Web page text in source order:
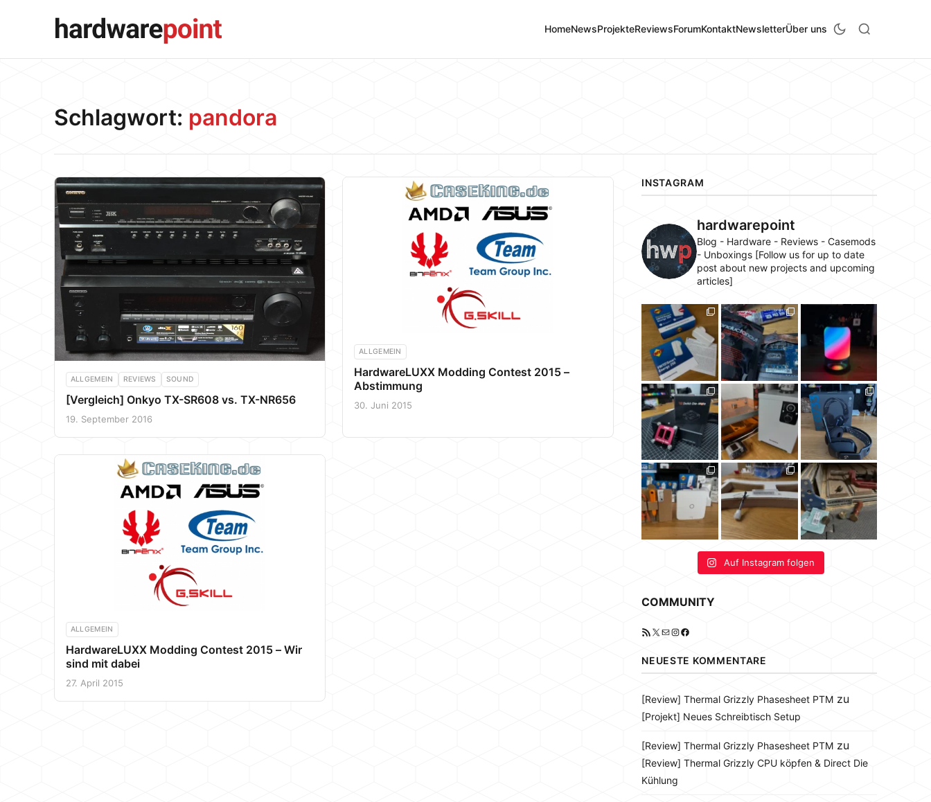
HomeNewsProjekteReviewsForumKontaktNewsletterÜber uns
Schlagwort: pandora
ALLGEMEIN REVIEWS SOUND
[Vergleich] Onkyo TX-SR608 vs. TX-NR656
19. September 2016
ALLGEMEIN
HardwareLUXX Modding Contest 2015 –
Abstimmung
30. Juni 2015
ALLGEMEIN
HardwareLUXX Modding Contest 2015 – Wir
sind mit dabei
27. April 2015
INSTAGRAM
hardwarepoint
Blog - Hardware - Reviews - Casemods
- Unboxings [Follow us for up to date
post about new projects and upcoming
articles]
Auf Instagram folgen
COMMUNITY
RSS-Feed
X E-MailInstagram
Facebook
NEUESTE KOMMENTARE
[Review] Thermal Grizzly Phasesheet PTM zu
[Projekt] Neues Schreibtisch Setup
[Review] Thermal Grizzly Phasesheet PTM zu
[Review] Thermal Grizzly CPU köpfen & Direct Die
Kühlung